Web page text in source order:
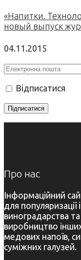
«Напитки.
новый выпуск
04.11.2015
Відписатися
Про нас
Інформаційний
для
виноградарства
виробництво
медових напоїв,
суміжних галузей.